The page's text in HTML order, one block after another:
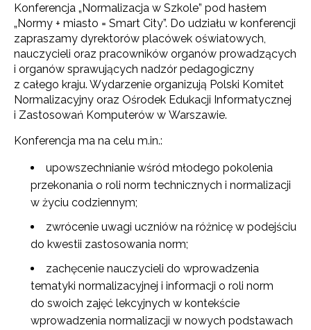
Konferencja „Normalizacja w Szkole” pod hasłem
„Normy + miasto = Smart City”. Do udziału w konferencji
zapraszamy dyrektorów placówek oświatowych,
nauczycieli oraz pracowników organów prowadzących
i organów sprawujących nadzór pedagogiczny
z całego kraju. Wydarzenie organizują Polski Komitet
Normalizacyjny oraz Ośrodek Edukacji Informatycznej
i Zastosowań Komputerów w Warszawie.
Konferencja ma na celu m.in.:
upowszechnianie wśród młodego pokolenia
przekonania o roli norm technicznych i normalizacji
w życiu codziennym;
zwrócenie uwagi uczniów na różnicę w podejściu
do kwestii zastosowania norm;
zachęcenie nauczycieli do wprowadzenia
tematyki normalizacyjnej i informacji o roli norm
do swoich zajęć lekcyjnych w kontekście
wprowadzenia normalizacji w nowych podstawach